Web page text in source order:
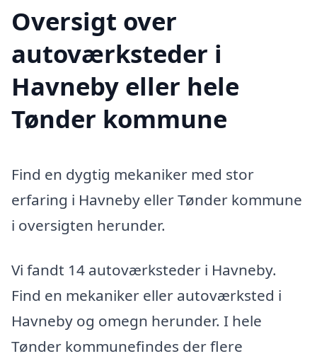
Oversigt over
autoværksteder i
Havneby eller hele
Tønder kommune
Find en dygtig mekaniker med stor
erfaring i Havneby eller Tønder kommune
i oversigten herunder.
Vi fandt 14 autoværksteder i Havneby.
Find en mekaniker eller autoværksted i
Havneby og omegn herunder. I hele
Tønder kommunefindes der flere